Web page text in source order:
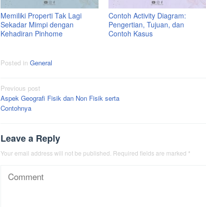
Memiliki Properti Tak Lagi
Sekadar Mimpi dengan
Kehadiran Pinhome
Contoh Activity Diagram:
Pengertian, Tujuan, dan
Contoh Kasus
Posted in General
Post
navigation
Previous post
Aspek Geografi Fisik dan Non Fisik serta
Contohnya
Leave a Reply
Your email address will not be published. Required fields are marked *